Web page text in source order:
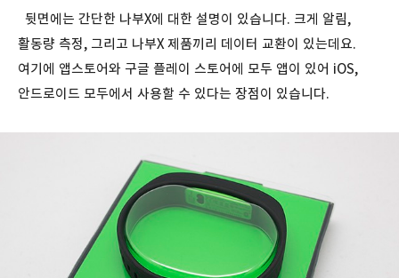
뒷면에는 간단한 나부X에 대한 설명이 있습니다. 크게 알림,
활동량 측정, 그리고 나부X 제품끼리 데이터 교환이 있는데요.
여기에 앱스토어와 구글 플레이 스토어에 모두 앱이 있어 iOS,
안드로이드 모두에서 사용할 수 있다는 장점이 있습니다.